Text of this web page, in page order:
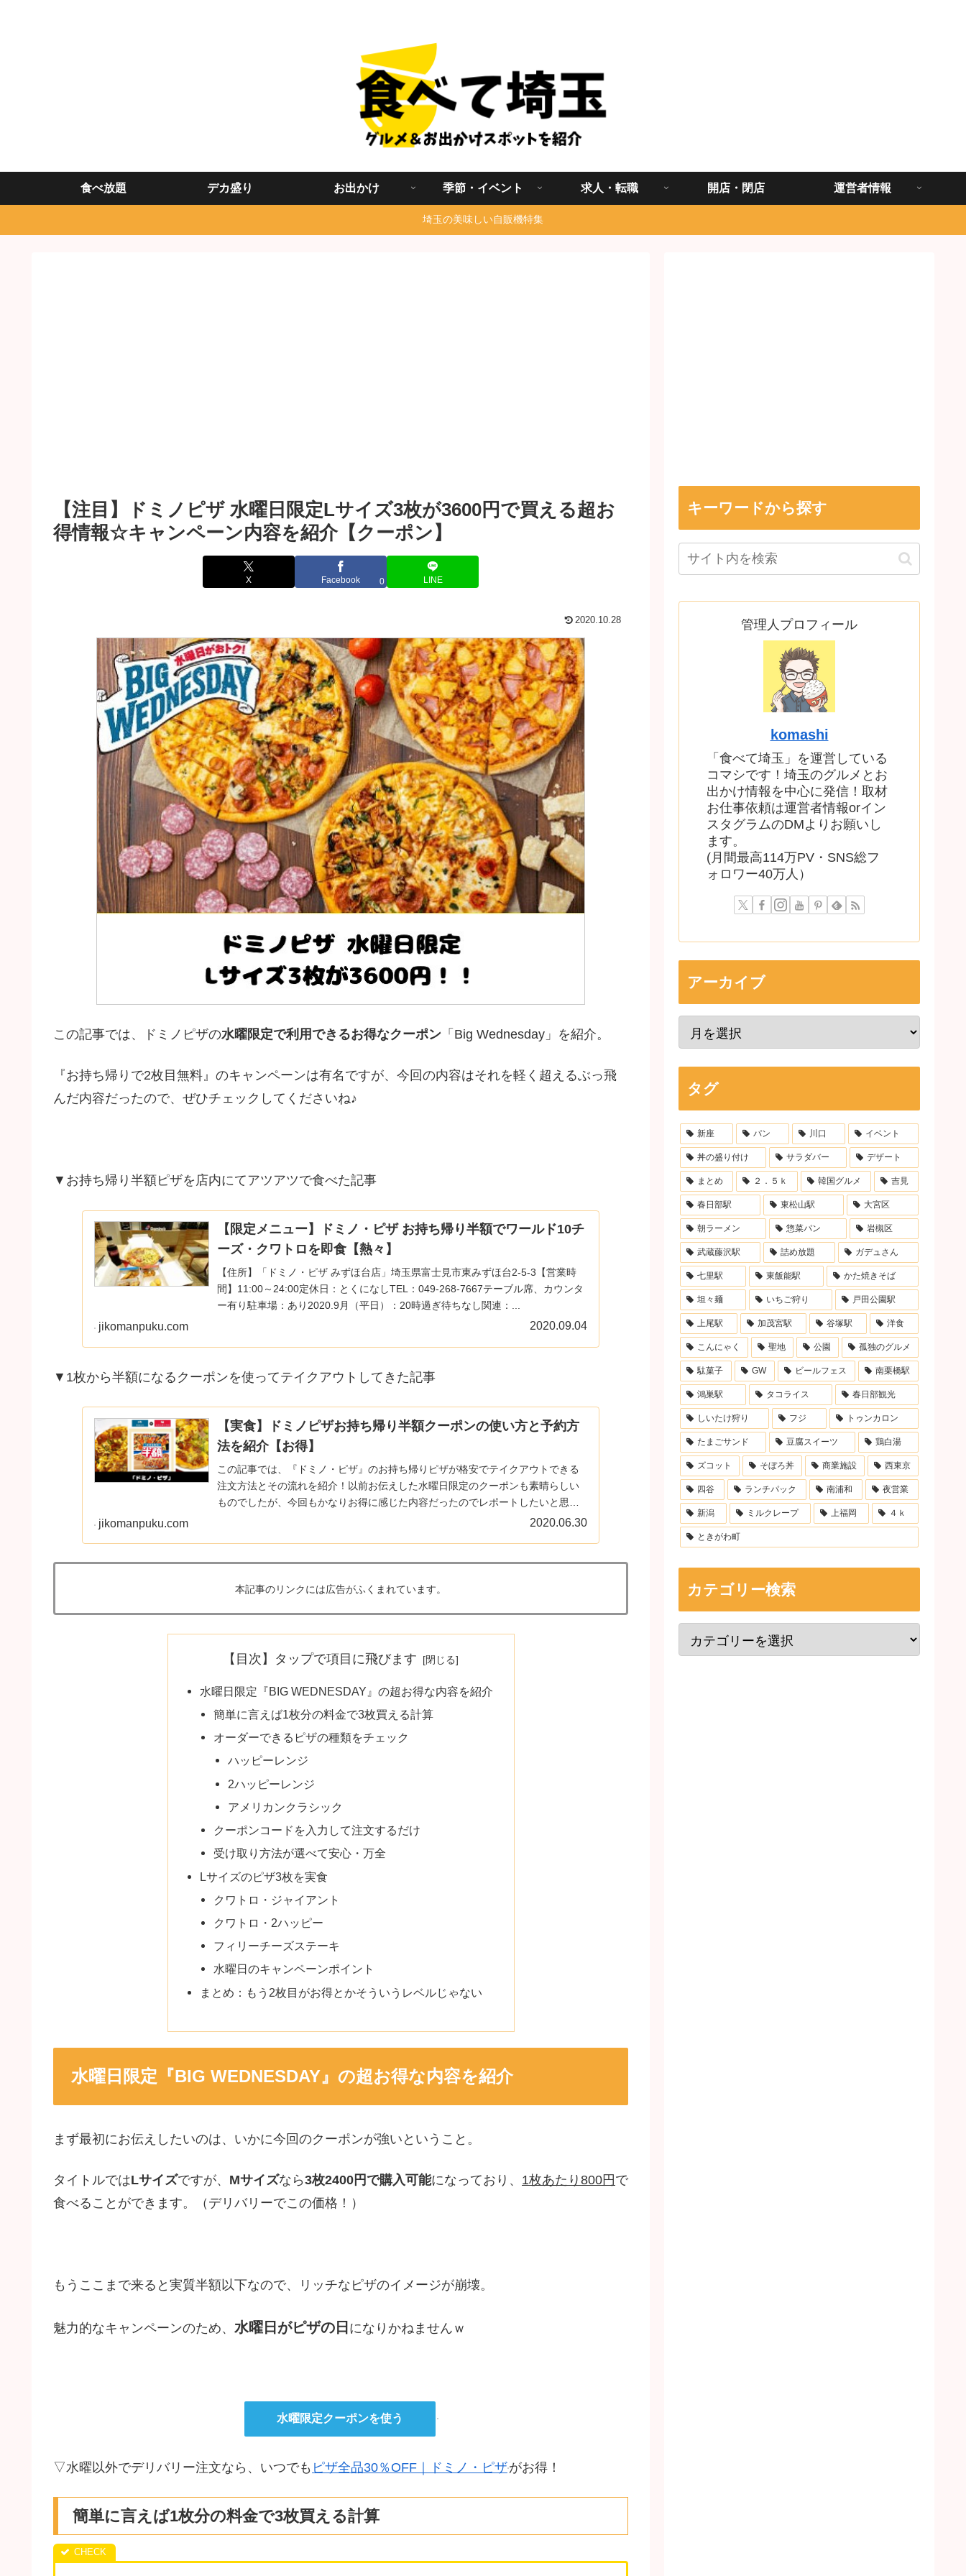
食べ放題 デカ盛り お出かけ 季節・イベント 求人・転職 開店・閉店 運営者情報
埼玉の美味しい自販機特集
【注目】ドミノピザ 水曜日限定Lサイズ3枚が3600円で買える超お
得情報☆キャンペーン内容を紹介【クーポン】
X Facebook 0 LINE
2020.10.28
この記事では、ドミノピザの水曜限定で利用できるお得なクーポン 「Big Wednesday」を紹介。
『お持ち帰りで2枚目無料』のキャンペーンは有名ですが、今回の内容はそれを軽く超えるぶっ飛
んだ内容だったので、ぜひチェックしてくださいね♪
▼お持ち帰り半額ピザを店内にてアツアツで食べた記事
【限定メニュー】ドミノ・ピザ お持ち帰り半額でワールド10チ
ーズ・クワトロを即食【熱々】
【住所】「ドミノ・ピザ みずほ台店」埼玉県富士見市東みずほ台2-5-3【営業時
間】11:00～24:00定休日：とくになしTEL：049-268-7667テーブル席、カウンタ
ー有り駐車場：あり2020.9月（平日）：20時過ぎ待ちなし関連：...
jikomanpuku.com 2020.09.04
▼1枚から半額になるクーポンを使ってテイクアウトしてきた記事
【実食】ドミノピザお持ち帰り半額クーポンの使い方と予約方
法を紹介【お得】
この記事では、『ドミノ・ピザ』のお持ち帰りピザが格安でテイクアウトできる
注文方法とその流れを紹介！以前お伝えした水曜日限定のクーポンも素晴らしい
ものでしたが、今回もかなりお得に感じた内容だったのでレポートしたいと思い
jikomanpuku.com 2020.06.30
本記事のリンクには広告がふくまれています。
【目次】タップで項目に飛びます
水曜日限定『BIG WEDNESDAY』の超お得な内容を紹介
簡単に言えば1枚分の料金で3枚買える計算
オーダーできるピザの種類をチェック
ハッピーレンジ
2ハッピーレンジ
アメリカンクラシック
クーポンコードを入力して注文するだけ
受け取り方法が選べて安心・万全
Lサイズのピザ3枚を実食
クワトロ・ジャイアント
クワトロ・2ハッピー
フィリーチーズステーキ
水曜日のキャンペーンポイント
まとめ：もう2枚目がお得とかそういうレベルじゃない
水曜日限定『BIG WEDNESDAY』の超お得な内容を紹介
まず最初にお伝えしたいのは、いかに今回のクーポンが強いということ。
タイトルではLサイズですが、 Mサイズなら3枚2400円で購入可能になっており、 1枚あたり800円で
食べることができます。（デリバリーでこの価格！）
もうここまで来ると実質半額以下なので、リッチなピザのイメージが崩壊。
魅力的なキャンペーンのため、 水曜日がピザの日 になりかねませんｗ
水曜限定クーポンを使う
▽水曜以外でデリバリー注文なら、いつでも ピザ全品30％OFF｜ドミノ・ピザがお得！
簡単に言えば1枚分の料金で3枚買える計算
キーワードから探す
管理人プロフィール
komashi
「食べて埼玉」を運営している
コマシです！埼玉のグルメとお
出かけ情報を中心に発信！取材
お仕事依頼は運営者情報orイン
スタグラムのDMよりお願いし
ます。
(月間最高114万PV・SNS総フ
ォロワー40万人）
アーカイブ
タグ
新座 パン 川口 イベント
丼の盛り付け サラダバー デザート
まとめ ２．５ｋ 韓国グルメ 吉見
春日部駅 東松山駅 大宮区
朝ラーメン 惣菜パン 岩槻区
武蔵藤沢駅 詰め放題 ガデュさん
七里駅 東飯能駅 かた焼きそば
坦々麺 いちご狩り 戸田公園駅
上尾駅 加茂宮駅 谷塚駅 洋食
こんにゃく 聖地 公園 孤独のグルメ
駄菓子 GW ビールフェス 南栗橋駅
鴻巣駅 タコライス 春日部観光
しいたけ狩り フジ トゥンカロン
たまごサンド 豆腐スイーツ 鶏白湯
ズコット そぼろ丼 商業施設 西東京
四谷 ランチパック 南浦和 夜営業
新潟 ミルクレープ 上福岡 ４ｋ
ときがわ町
カテゴリー検索